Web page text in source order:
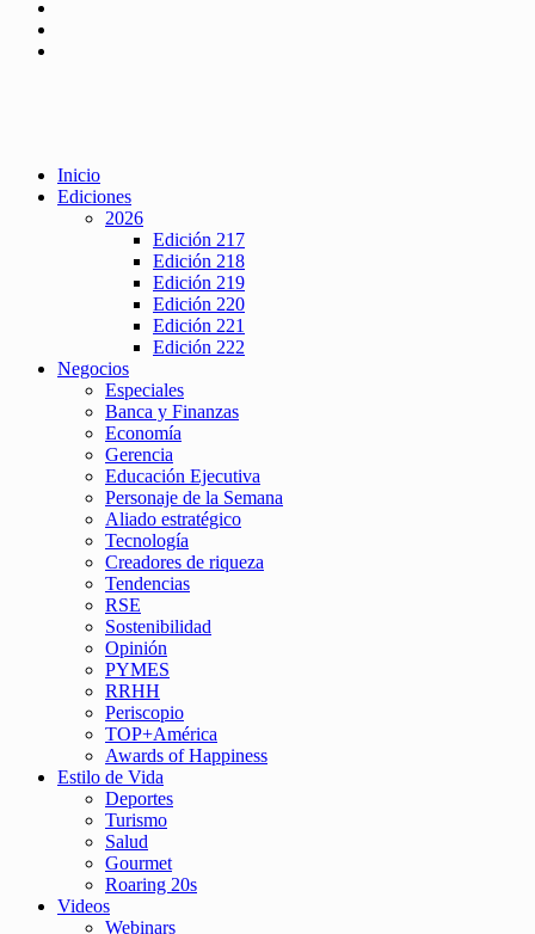
Inicio
Ediciones
2026
Edición 217
Edición 218
Edición 219
Edición 220
Edición 221
Edición 222
Negocios
Especiales
Banca y Finanzas
Economía
Gerencia
Educación Ejecutiva
Personaje de la Semana
Aliado estratégico
Tecnología
Creadores de riqueza
Tendencias
RSE
Sostenibilidad
Opinión
PYMES
RRHH
Periscopio
TOP+América
Awards of Happiness
Estilo de Vida
Deportes
Turismo
Salud
Gourmet
Roaring 20s
Videos
Webinars